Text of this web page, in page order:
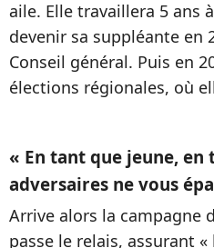
aile. Elle travaillera 5 ans
devenir sa suppléante en
Conseil général. Puis en
élections régionales, où
« En tant que jeune, en
adversaires ne vous
Arrive alors la campagne
passe le relais, assurant